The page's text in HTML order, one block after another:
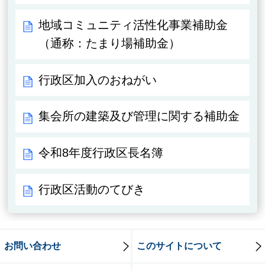
地域コミュニティ活性化事業補助金
（通称：たまり場補助金）
行政区加入のおねがい
集会所の建築及び管理に関する補助金
令和8年度行政区長名簿
行政区活動のてびき
お問い合わせ このサイトについて